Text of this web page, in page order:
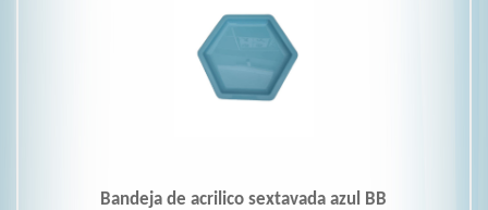
Bandeja de acrilico sextavada azul BB